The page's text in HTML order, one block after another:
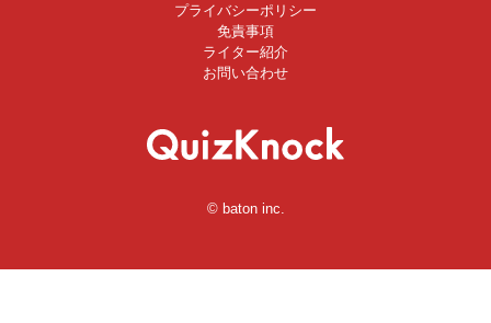
プライバシーポリシー
免責事項
ライター紹介
お問い合わせ
© baton inc.